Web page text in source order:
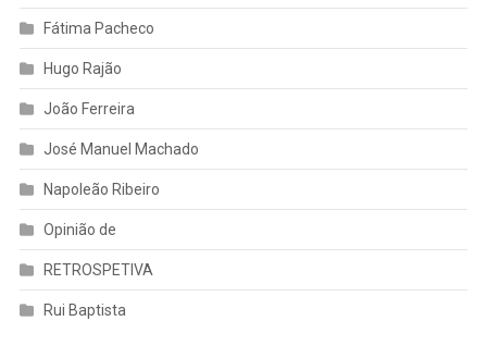
Fátima Pacheco
Hugo Rajão
João Ferreira
José Manuel Machado
Napoleão Ribeiro
Opinião de
RETROSPETIVA
Rui Baptista